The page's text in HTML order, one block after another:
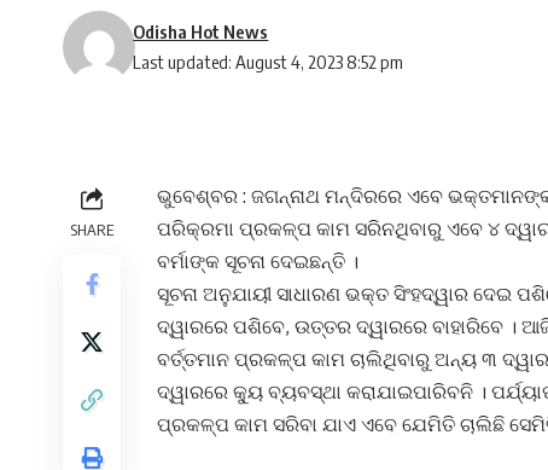
Last updated: August 4, 2023 8:52 pm
Odisha Hot News
SHARE
ଭୁବେଶ୍ବର : ଜଗନ୍ନାଥ ମନ୍ଦିରରେ ଏବେ
ପରିକ୍ରମା ପ୍ରକଳ୍ପ କାମ ସରିନଥିବାରୁ ଏବେ ୪
ବର୍ମାଙ୍କ ସୂଚନା ଦେଇଛନ୍ତି ।
ସୂଚନା ଅନୁଯାୟୀ ସାଧାରଣ ଭକ୍ତ ସିଂହଦ୍ୱାର ଦେଇ
ଦ୍ୱାରରେ ପଶିବେ, ଉତ୍ତର ଦ୍ୱାରରେ ବାହାରିବେ ।
ବର୍ତ୍ତମାନ ପ୍ରକଳ୍ପ କାମ ଚାଲିଥିବାରୁ ଅନ୍ୟ ୩
ଦ୍ୱାରରେ କ୍ୟୁ ବ୍ୟବସ୍ଥା କରାଯାଇପାରିବନି ।
ପ୍ରକଳ୍ପ କାମ ସରିବା ଯାଏ ଏବେ ଯେମିତି ଚାଲିଛି